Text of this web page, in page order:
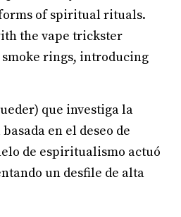
of spiritual rituals.
the vape trickster
rings, introducing
que investiga la
en el deseo de
de espiritualismo actuó
un desfile de alta